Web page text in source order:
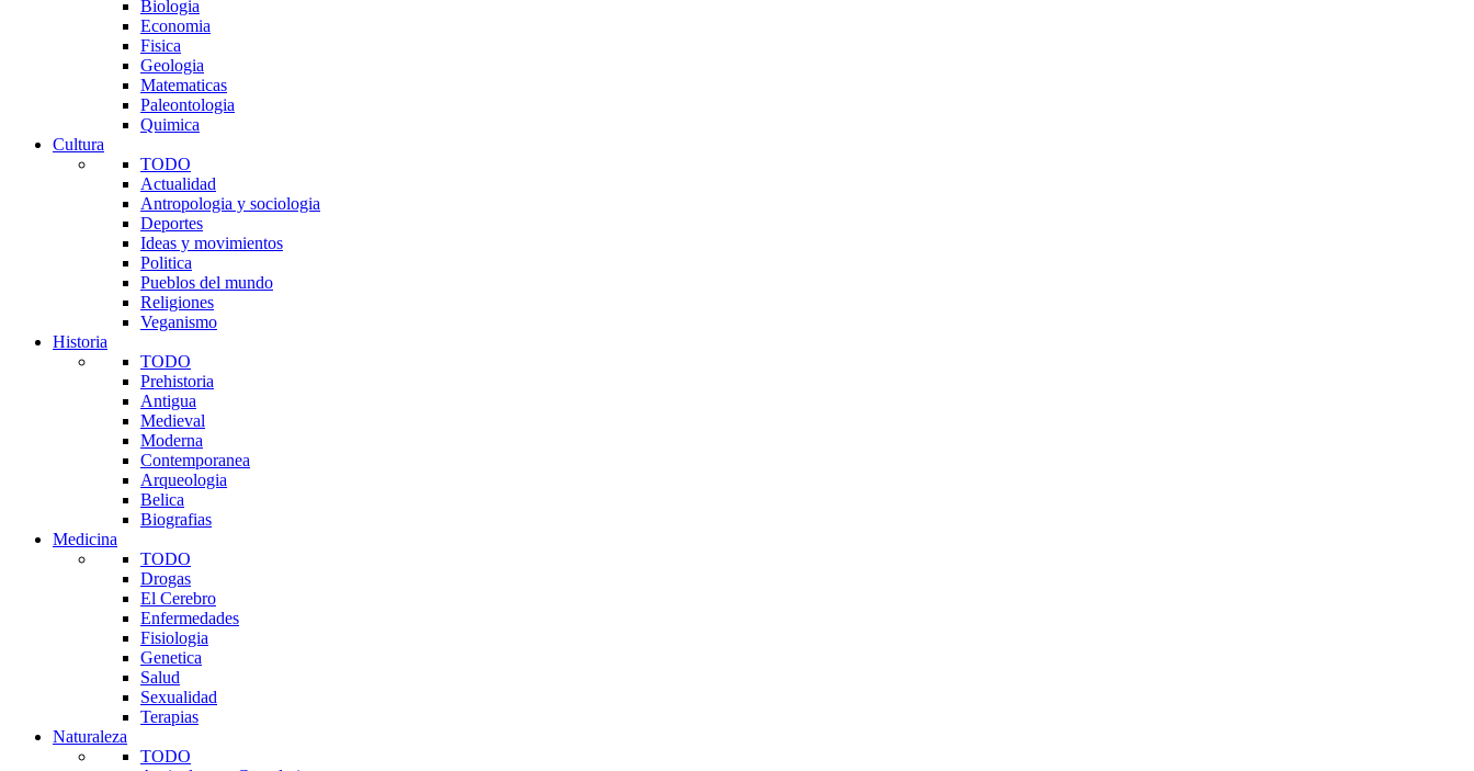
Biologia
Economia
Fisica
Geologia
Matematicas
Paleontologia
Quimica
Cultura
TODO
Actualidad
Antropologia y sociologia
Deportes
Ideas y movimientos
Politica
Pueblos del mundo
Religiones
Veganismo
Historia
TODO
Prehistoria
Antigua
Medieval
Moderna
Contemporanea
Arqueologia
Belica
Biografias
Medicina
TODO
Drogas
El Cerebro
Enfermedades
Fisiologia
Genetica
Salud
Sexualidad
Terapias
Naturaleza
TODO